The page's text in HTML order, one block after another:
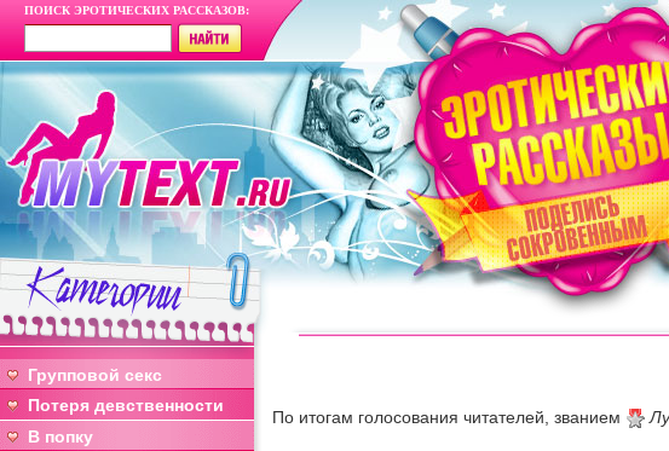
ПОИСК ЭРОТИЧЕСКИХ РАССКАЗОВ:
Групповой секс
Потеря девственности
В попку
По итогам голосования читателей, званием